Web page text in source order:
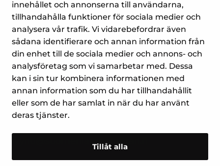
innehållet och annonserna till användarna,
tillhandahålla funktioner för sociala medier och
analysera vår trafik. Vi vidarebefordrar även
sådana identifierare och annan information från
din enhet till de sociala medier och annons- och
analysföretag som vi samarbetar med. Dessa
kan i sin tur kombinera informationen med
annan information som du har tillhandahållit
eller som de har samlat in när du har använt
deras tjänster.
Tillåt alla
1 2 →
Yrityspiha 7
00390 Helsingfors
myynti@suomenlampomittari.fi